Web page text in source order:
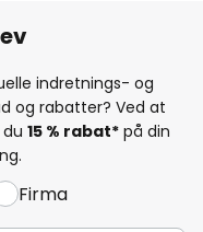
indretnings- og
og rabatter? Ved at
15 % rabat* på din
Firma